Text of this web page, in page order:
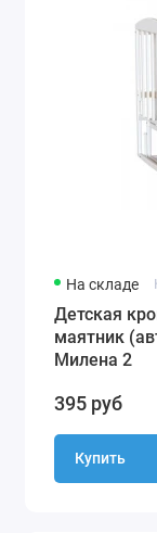
На складе
Детская
маятник
Милена 2
395 руб
Купить